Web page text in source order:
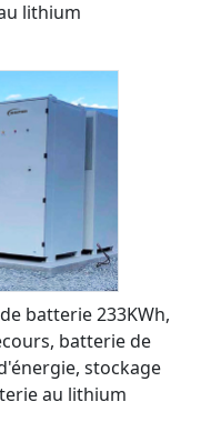
lithium
batterie 233KWh,
batterie de
stockage
au lithium